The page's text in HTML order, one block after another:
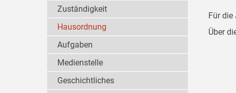
Für die
Über
Zuständigkeit
Hausordnung
Aufgaben
Medienstelle
Geschichtliches